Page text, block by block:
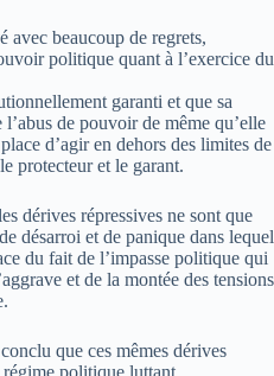
beaucoup de regrets,
politique quant à l’exercice du
garanti et que sa
de pouvoir de même qu’elle
d’agir en dehors des limites de
protecteur et le garant.
dérives répressives ne sont que
désarroi et de panique dans lequel
du fait de l’impasse politique qui
et de la montée des tensions
que ces mêmes dérives